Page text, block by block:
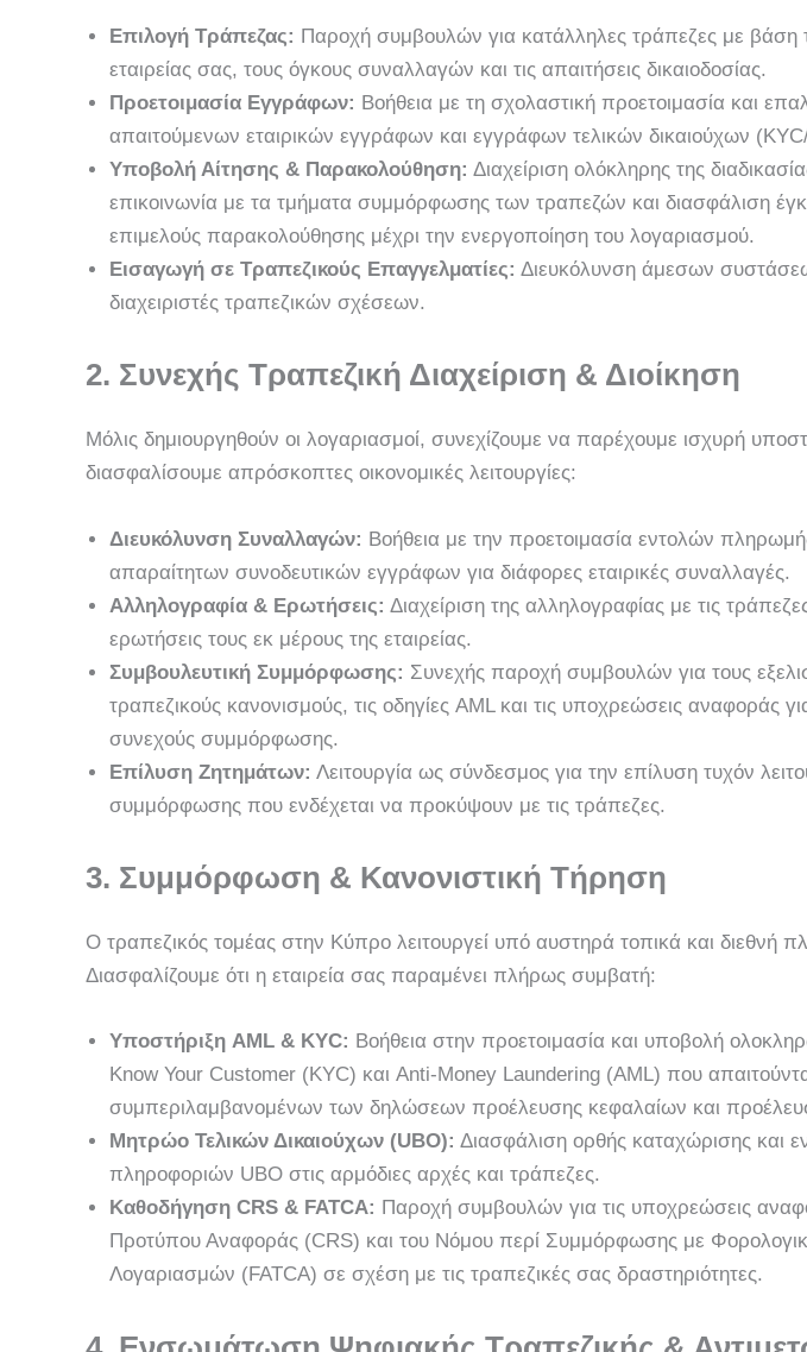
Επιλογή Τράπεζας: Παροχή συμβουλών για κατάλληλες τράπεζες με βάση
εταιρείας σας, τους όγκους συναλλαγών και τις απαιτήσεις δικαιοδοσίας.
Προετοιμασία Εγγράφων: Βοήθεια με τη σχολαστική προετοιμασία και
απαιτούμενων εταιρικών εγγράφων και εγγράφων τελικών δικαιούχων
Υποβολή Αίτησης & Παρακολούθηση: Διαχείριση ολόκληρης της
επικοινωνία με τα τμήματα συμμόρφωσης των τραπεζών και διασφάλιση
επιμελούς παρακολούθησης μέχρι την ενεργοποίηση του λογαριασμού.
Εισαγωγή σε Τραπεζικούς Επαγγελματίες: Διευκόλυνση άμεσων
διαχειριστές τραπεζικών σχέσεων.
2. Συνεχής Τραπεζική Διαχείριση & Διοίκηση
Μόλις δημιουργηθούν οι λογαριασμοί, συνεχίζουμε να παρέχουμε ισχυρή
διασφαλίσουμε απρόσκοπτες οικονομικές λειτουργίες:
Διευκόλυνση Συναλλαγών: Βοήθεια με την προετοιμασία εντολών
απαραίτητων συνοδευτικών εγγράφων για διάφορες εταιρικές συναλλαγές.
Αλληλογραφία & Ερωτήσεις: Διαχείριση της αλληλογραφίας με τις
ερωτήσεις τους εκ μέρους της εταιρείας.
Συμβουλευτική Συμμόρφωσης: Συνεχής παροχή συμβουλών για τους
τραπεζικούς κανονισμούς, τις οδηγίες AML και τις υποχρεώσεις αναφοράς
συνεχούς συμμόρφωσης.
Επίλυση Ζητημάτων: Λειτουργία ως σύνδεσμος για την επίλυση τυχόν
συμμόρφωσης που ενδέχεται να προκύψουν με τις τράπεζες.
3. Συμμόρφωση & Κανονιστική Τήρηση
Ο τραπεζικός τομέας στην Κύπρο λειτουργεί υπό αυστηρά τοπικά και διεθνή
Διασφαλίζουμε ότι η εταιρεία σας παραμένει πλήρως συμβατή:
Υποστήριξη AML & KYC: Βοήθεια στην προετοιμασία και υποβολή
Know Your Customer (KYC) και Anti-Money Laundering (AML) που
συμπεριλαμβανομένων των δηλώσεων προέλευσης κεφαλαίων και
Μητρώο Τελικών Δικαιούχων (UBO): Διασφάλιση ορθής καταχώρισης και
πληροφοριών UBO στις αρμόδιες αρχές και τράπεζες.
Καθοδήγηση CRS & FATCA: Παροχή συμβουλών για τις υποχρεώσεις
Προτύπου Αναφοράς (CRS) και του Νόμου περί Συμμόρφωσης με
Λογαριασμών (FATCA) σε σχέση με τις τραπεζικές σας δραστηριότητες.